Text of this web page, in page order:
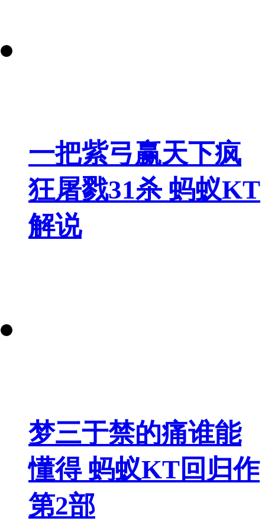
一把紫弓赢天下疯
狂屠戮31杀 蚂蚁KT
解说
梦三于禁的痛谁能
懂得 蚂蚁KT回归作
第2部